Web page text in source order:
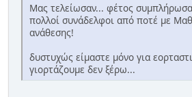
Μας τελείωσαν... φέτος
πολλοί συνάδελφοι από ποτέ με
ανάθεσης!
δυστυχώς είμαστε μόνο για
γιορτάζουμε δεν ξέρω...